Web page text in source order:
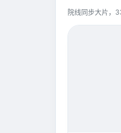
院线同步大片，